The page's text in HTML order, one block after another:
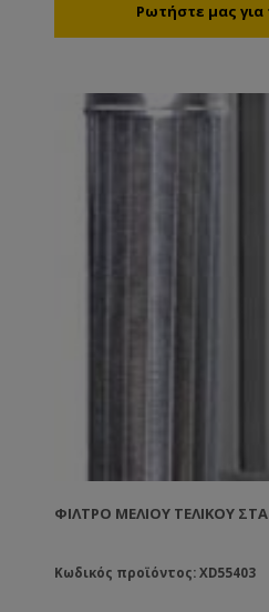
κουβούκλιο. Το
ασφάλισης με το περικόχλιό
έξοδο.
ΦΊΛΤΡΟ ΜΕΛΙΟΎ ΤΕΛΙΚΟΎ
Κωδικός προϊόντος: XD55403